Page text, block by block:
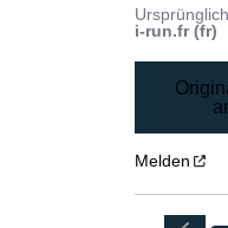
i-run.fr (fr)
Melden